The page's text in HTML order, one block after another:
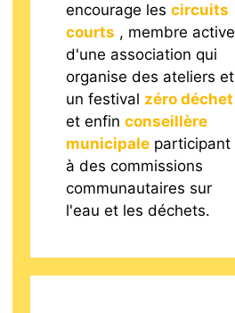
encourage les circuits
courts , membre active
d'une association qui
organise des ateliers et
un festival zéro déchet
et enfin conseillère
municipaleparticipant
à des commissions
communautaires sur
l'eau et les déchets.